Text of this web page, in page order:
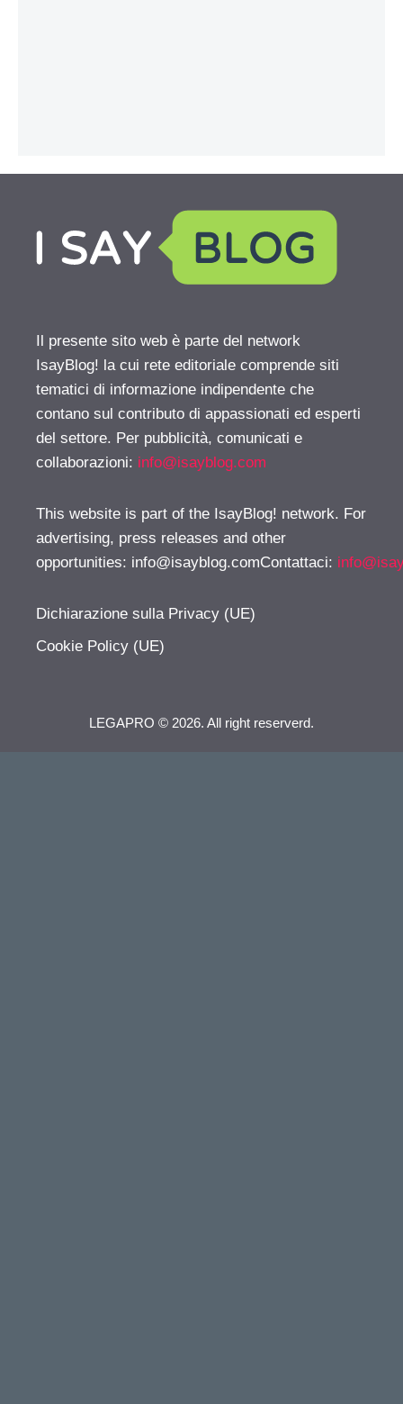
Il presente sito web è parte del network
IsayBlog! la cui rete editoriale comprende siti
tematici di informazione indipendente che
contano sul contributo di appassionati ed esperti
del settore. Per pubblicità, comunicati e
collaborazioni: info@isayblog.com
This website is part of the IsayBlog! network. For
advertising, press releases and other
opportunities: info@isayblog.comContattaci:
Dichiarazione sulla Privacy (UE)
Cookie Policy (UE)
LEGAPRO © 2026. All right reserverd.